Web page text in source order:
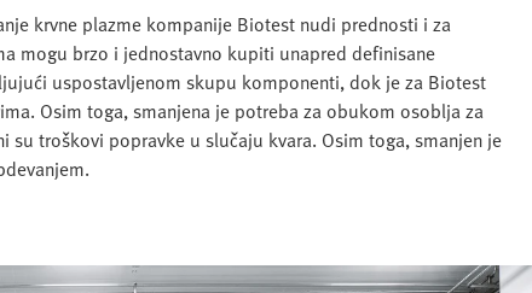
krvne plazme kompanije Biotest nudi prednosti i za
mogu brzo i jednostavno kupiti unapred definisane
uspostavljenom skupu komponenti, dok je za Biotest
Osim toga, smanjena je potreba za obukom osoblja za
troškovi popravke u slučaju kvara. Osim toga, smanjen je